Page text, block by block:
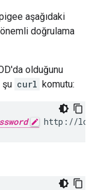
aşağıdaki
doğrulama
olduğunu
şu curl komutu:
http://